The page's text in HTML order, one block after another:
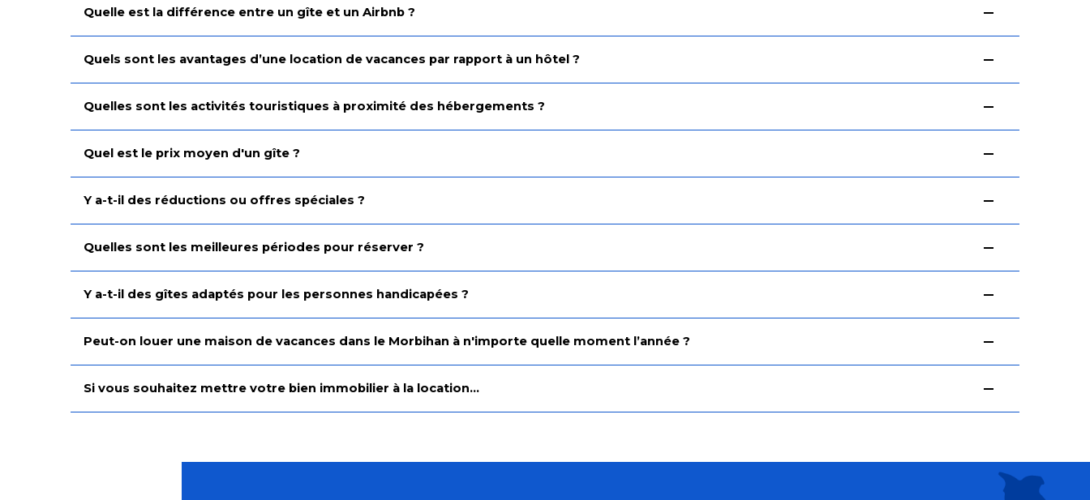
Quelle est la différence entre un gîte et un Airbnb ?
Quels sont les avantages d’une location de vacances par rapport à un hôtel ?
Quelles sont les activités touristiques à proximité des hébergements ?
Quel est le prix moyen d'un gîte ?
Y a-t-il des réductions ou offres spéciales ?
Quelles sont les meilleures périodes pour réserver ?
Y a-t-il des gîtes adaptés pour les personnes handicapées ?
Peut-on louer une maison de vacances dans le Morbihan à n'importe quelle moment l’année ?
Si vous souhaitez mettre votre bien immobilier à la location...